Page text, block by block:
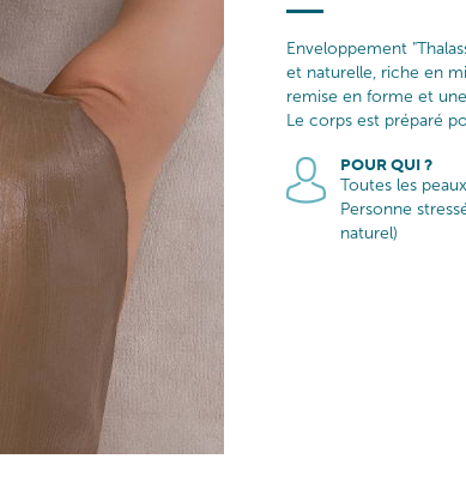
Enveloppement
et naturelle, riche en
remise en forme et
Le corps est préparé
POUR QUI ?
Toutes les peaux
Personne
naturel)